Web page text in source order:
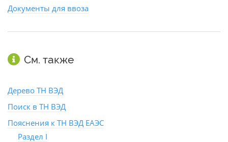
Документы для ввоза
См. также
Дерево ТН ВЭД
Поиск в ТН ВЭД
Пояснения к ТН ВЭД ЕАЭС
Раздел I